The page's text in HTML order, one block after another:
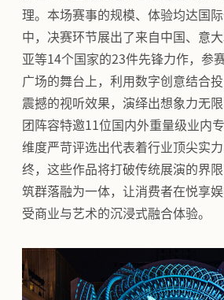
理。本场赛事的规模、体验均达国
中，决赛环节展出了来自中国、意
亚等14个国家的23件先锋力作，参
广场的舞台上，利用数字创意结合
震撼的视听效果，演绎出想象力无
团阵容特邀11位国内外重量级业内
维度严苛评选出代表着行业顶尖实
终，这些作品将打破传统展演的界
筑群落融为一体，让消费者在悦享
受商业与艺术的沉浸式融合体验。